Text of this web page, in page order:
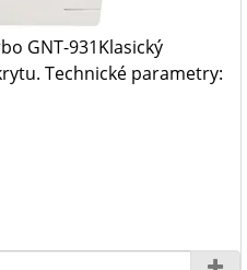
GNT-931Klasický
Technické parametry: